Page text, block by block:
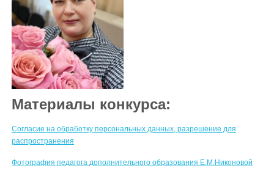
Материалы конкурса:
Согласие на обработку персональных данных, разрешение для
распространения
Фотография педагога дополнительного образования Е.М.Никоновой